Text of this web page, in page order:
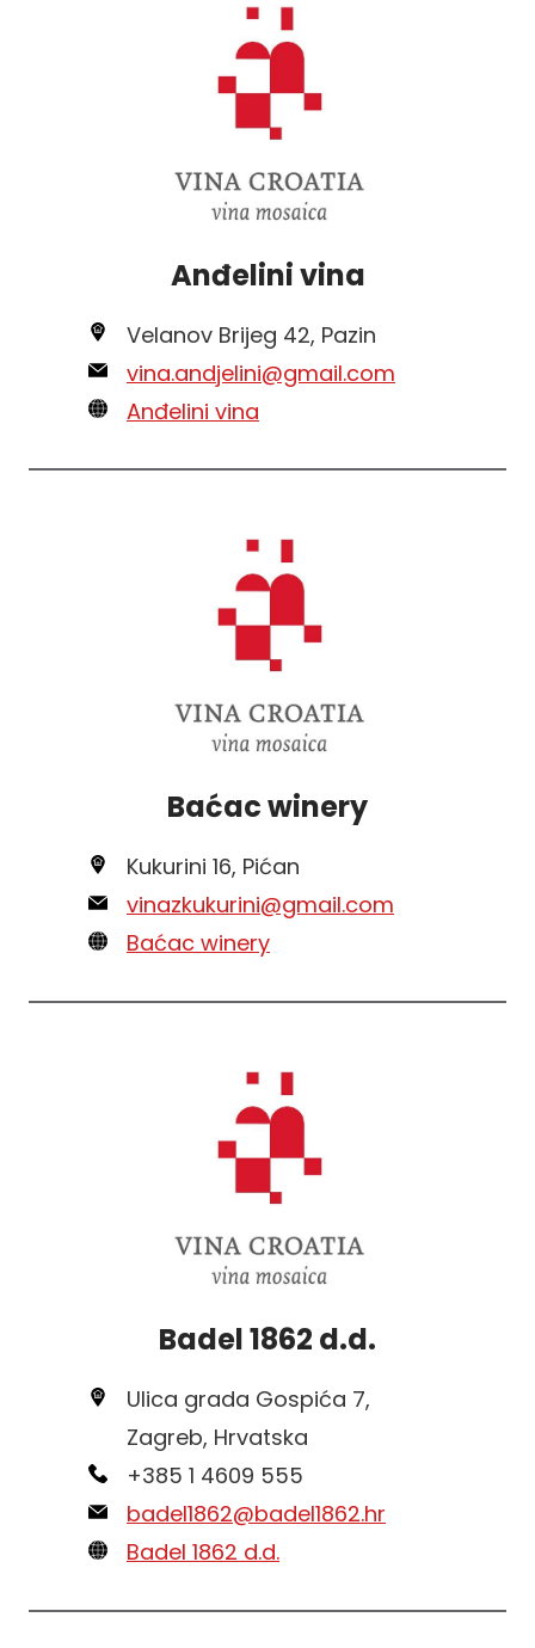
Anđelini vina
Velanov Brijeg 42, Pazin
vina.andjelini@gmail.com
Anđelini vina
Baćac winery
Kukurini 16, Pićan
vinazkukurini@gmail.com
Baćac winery
Badel 1862 d.d.
Ulica grada Gospića 7,
Zagreb, Hrvatska
+385 1 4609 555
badel1862@badel1862.hr
Badel 1862 d.d.